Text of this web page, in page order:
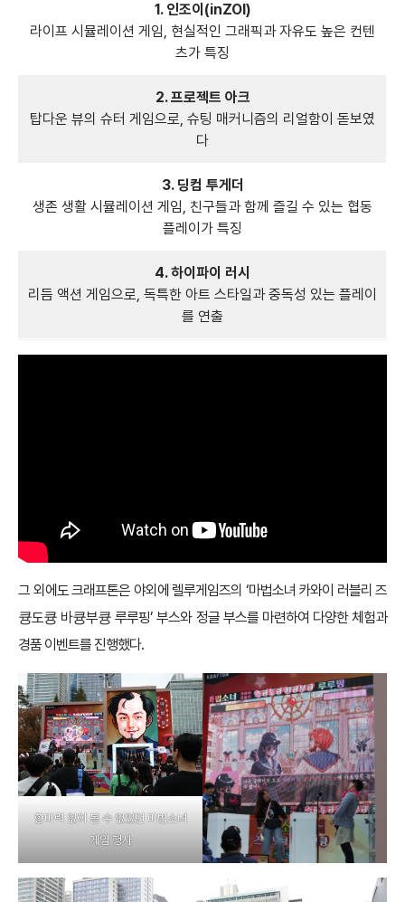
1. 인조이(inZOI)
라이프 시뮬레이션 게임, 현실적인 그래픽과 자유도 높은 컨텐
츠가 특징
2. 프로젝트 아크
탑다운 뷰의 슈터 게임으로, 슈팅 매커니즘의 리얼함이 돋보였
다
3. 딩컴 투게더
생존 생활 시뮬레이션 게임, 친구들과 함께 즐길 수 있는 협동
플레이가 특징
4. 하이파이 러시
리듬 액션 게임으로, 독특한 아트 스타일과 중독성 있는 플레이
를 연출
그 외에도 크래프톤은 야외에 렐루게임즈의 ‘마법소녀 카와이 러블리 즈
큥도큥 바큥부큥 루루핑’ 부스와 정글 부스를 마련하여 다양한 체험과
경품 이벤트를 진행했다.
항마력 없이 볼 수 없었던 마법소녀
게임 행사